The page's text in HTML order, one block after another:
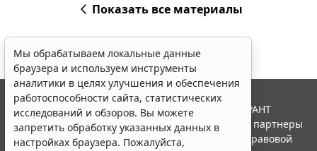
Показать все материалы
Мы обрабатываем локальные данные
браузера и используем инструменты
аналитики в целях улучшения и обеспечения
работоспособности сайта, статистических
исследований и обзоров. Вы можете
запретить обработку указанных данных в
настройках браузера. Пожалуйста,
© ООО "НПП "ГАРАНТ-СЕРВИС", 2026. Система ГАРАНТ
выпускается с 1990 года. Компания "Гарант" и ее партнеры
являются участниками Российской ассоциации правовой